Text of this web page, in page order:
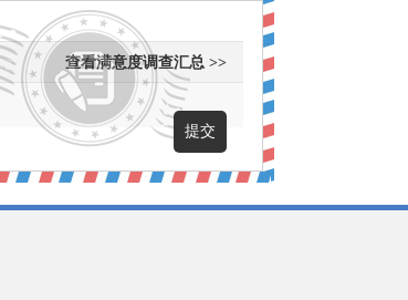
查看满意度调查汇总 >>